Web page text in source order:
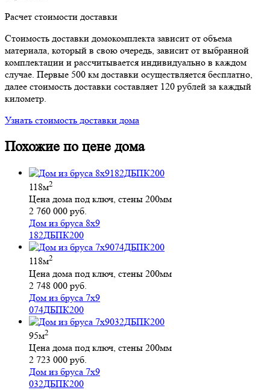
Расчет стоимости доставки
Стоимость доставки домокомплекта зависит от объема
материала, который в свою очередь, зависит от выбранной
комплектации и рассчитывается индивидуально в каждом
случае. Первые 500 км доставки осуществляется бесплатно,
далее стоимость доставки составляет 120 рублей за каждый
километр.
Узнать стоимость доставки дома
Похожие по цене дома
118м2
Цена дома под ключ, стены 200мм
2 760 000 руб.
Дом из бруса 8х9
182ДБПК200
118м2
Цена дома под ключ, стены 200мм
2 748 000 руб.
Дом из бруса 7х9
074ДБПК200
95м2
Цена дома под ключ, стены 200мм
2 723 000 руб.
Дом из бруса 7х9
032ДБПК200